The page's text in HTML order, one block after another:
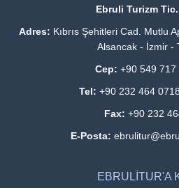
Ebruli Turizm
Adres: Kıbrıs Şehitleri Cad. Mutlu
Alsancak - İzmir -
Cep: +90 549 717
Tel: +90 232 464
Fax: +90 232
E-Posta:
EBRULİTUR'A